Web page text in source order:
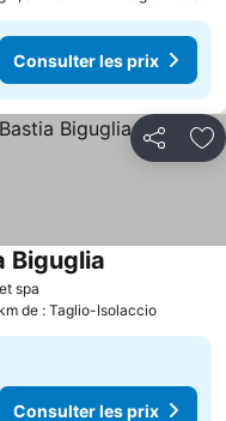
Consulter les prix
Partager
spa
Biguglia
de : Taglio-Isolaccio
Consulter les prix